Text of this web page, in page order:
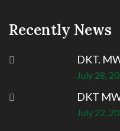
Recently News
DKT.
July 28,
DKT
July 22,